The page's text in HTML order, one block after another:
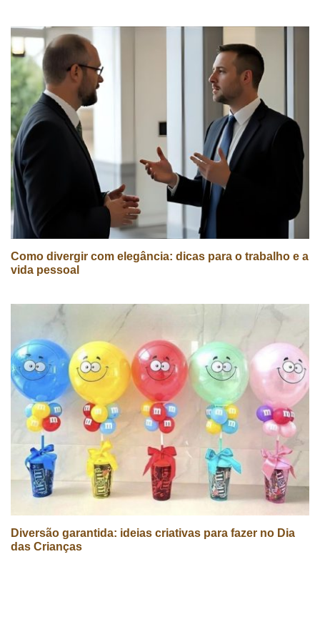
Como divergir com elegância: dicas para o trabalho e a
vida pessoal
Diversão garantida: ideias criativas para fazer no Dia
das Crianças